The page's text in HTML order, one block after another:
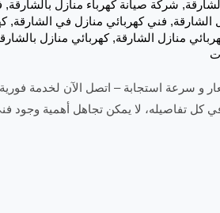
, شركة صيانة كهرباء منازل بالشارقة,
الشارقة, فني كهربائي منازل في الشارقة,
منازل الشارقة,كهربائي منازل
و سرعة استجابة – اتصل الآن لخدمة
كل تفاصيله، لا يمكن تجاهل أهمية وجود